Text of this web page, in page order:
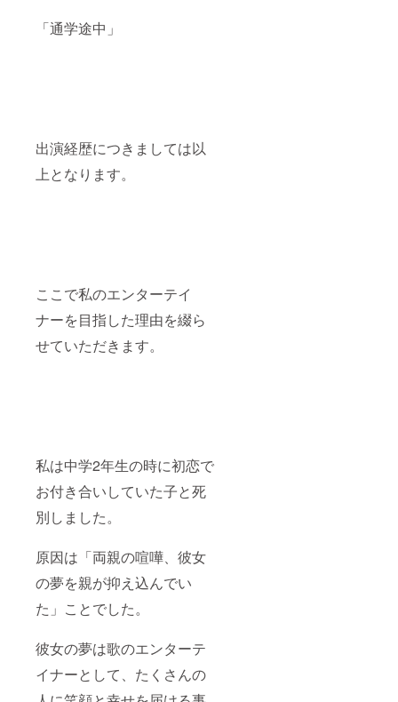
「通学途中」
出演経歴につきましては以
上となります。
ここで私のエンターテイ
ナーを目指した理由を綴ら
せていただきます。
私は中学2年生の時に初恋で
お付き合いしていた子と死
別しました。
原因は「両親の喧嘩、彼女
の夢を親が抑え込んでい
た」ことでした。
彼女の夢は歌のエンターテ
イナーとして、たくさんの